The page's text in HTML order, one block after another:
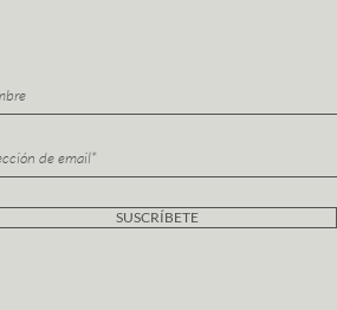
SUSCRÍBETE